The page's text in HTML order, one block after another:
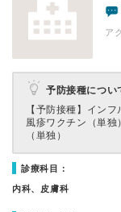
ア
予防接種につい
【予防接種】 インフ
風疹ワクチン（単
（単独）
診療科目：
内科、皮膚科